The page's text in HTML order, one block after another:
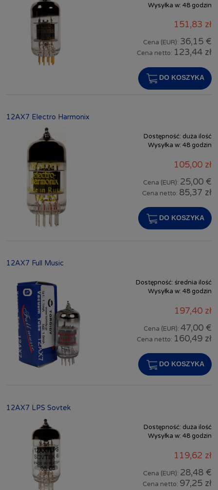
Wysyłka w: 48 godzin
151,83 zł
Cena (EUR): 36,15 €
Cena netto: 123,44 zł
DO KOSZYKA
12AX7 Electro Harmonix
Dostępność: duża ilość
Wysyłka w: 48 godzin
105,00 zł
Cena (EUR): 25,00 €
Cena netto: 85,37 zł
DO KOSZYKA
12AX7 Full Music
Dostępność: średnia ilość
Wysyłka w: 48 godzin
197,40 zł
Cena (EUR): 47,00 €
Cena netto: 160,49 zł
DO KOSZYKA
12AX7 LPS Sovtek
Dostępność: duża ilość
Wysyłka w: 48 godzin
119,62 zł
Cena (EUR): 28,48 €
Cena netto: 97,25 zł